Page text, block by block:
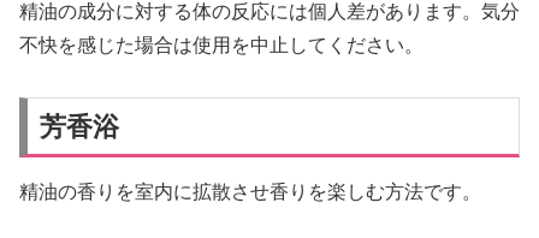
精油の成分に対する体の反応には個人差があります。気分
不快を感じた場合は使用を中止してください。
芳香浴
精油の香りを室内に拡散させ香りを楽しむ方法です。